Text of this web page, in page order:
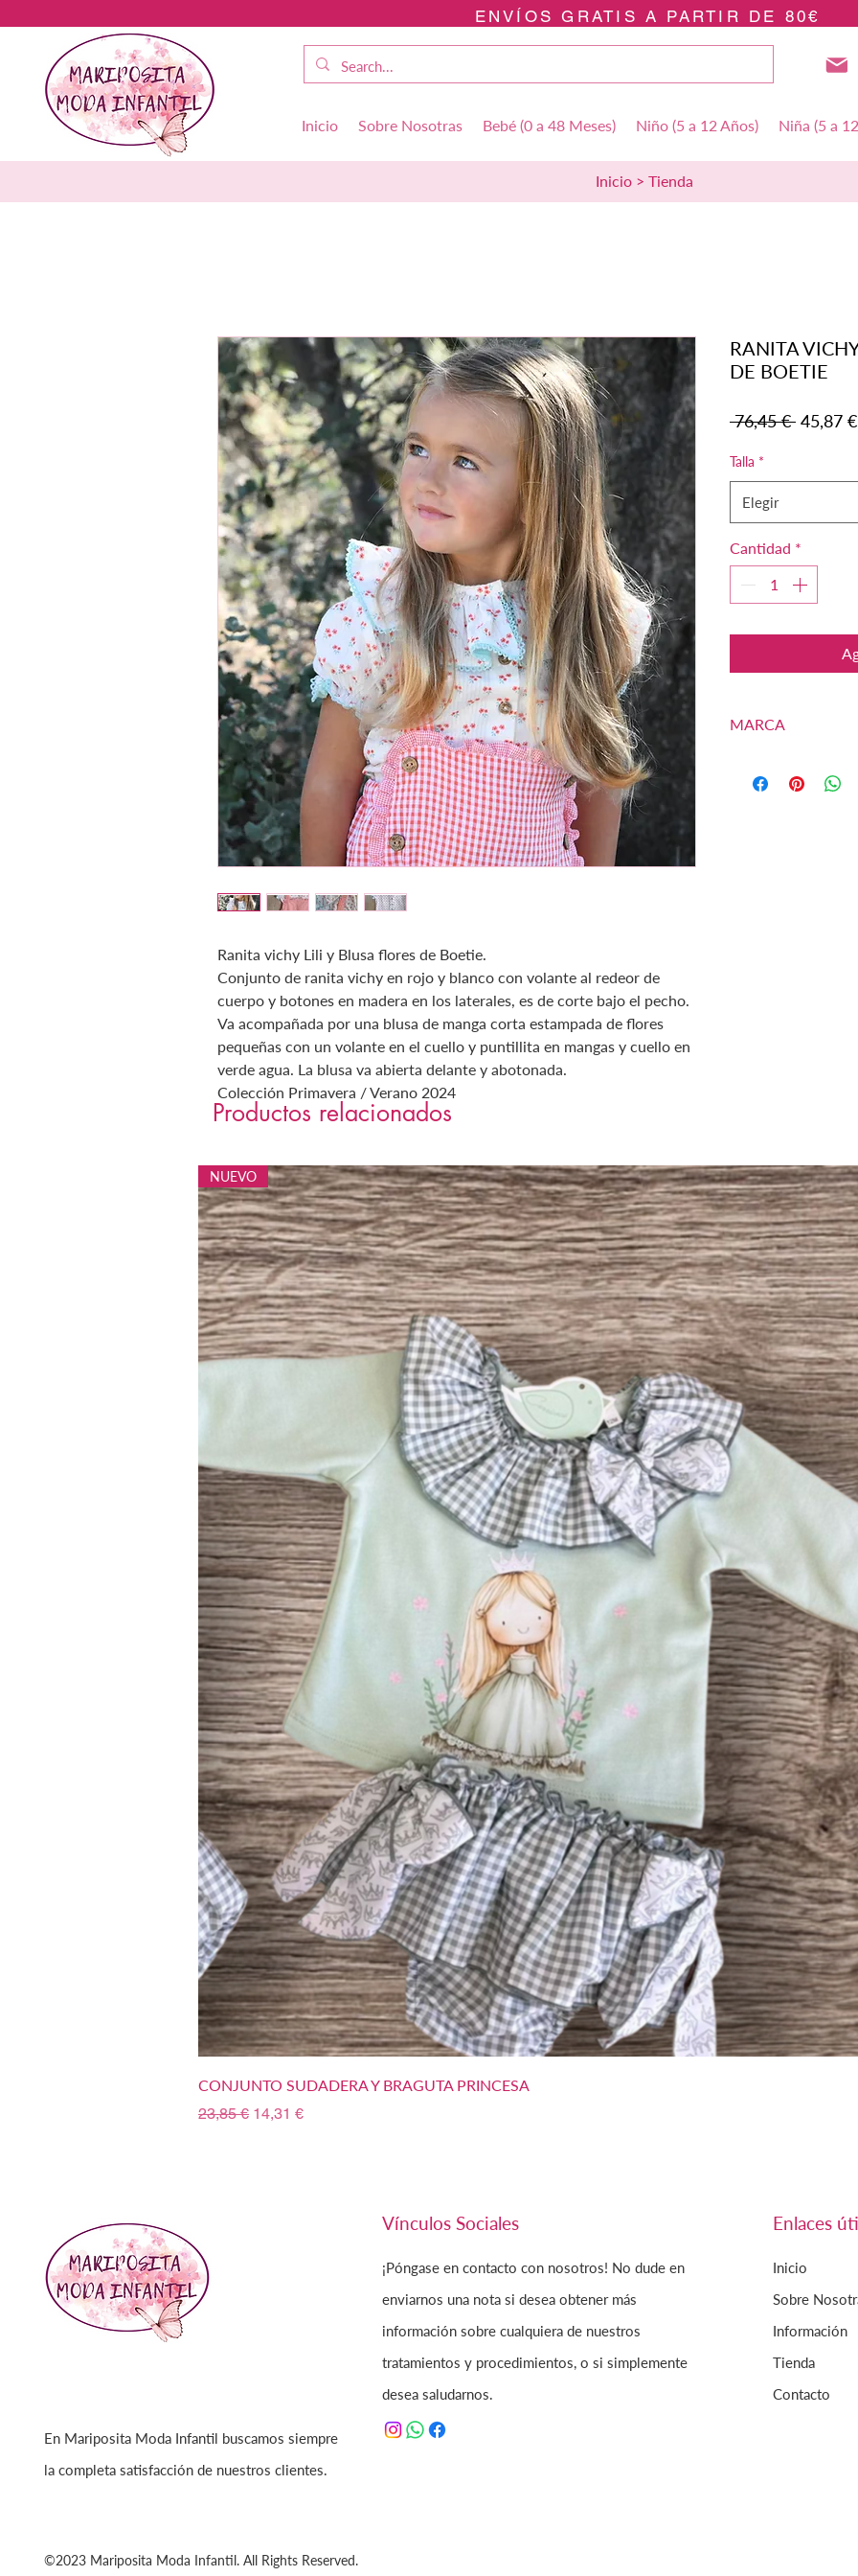
Inicio Sobre Nosotras Bebé (0 a 48 Meses) Niño (5 a 12 Años) Niña (5 a
ENVÍOS GRATIS A PARTIR DE 80€
Inicio > Tienda
Ranita vichy Lili y Blusa flores de Boetie.
Conjunto de ranita vichy en rojo y blanco con volante al redeor de
cuerpo y botones en madera en los laterales, es de corte bajo el pecho.
Va acompañada por una blusa de manga corta estampada de flores
pequeñas con un volante en el cuello y puntillita en mangas y cuello en
verde agua. La blusa va abierta delante y abotonada.
Colección Primavera / Verano 2024
RANITA
DE BOETIE
76,45 € Precio
45,87 €
Talla *
Elegir
Cantidad *
MARCA
Productos relacionados
NUEVO
CONJUNTO SUDADERA Y BRAGUTA PRINCESA
Precio
23,85 € Precio de oferta
14,31 €
En Mariposita Moda Infantil buscamos siempre
la completa satisfacción de nuestros clientes.
Vínculos Sociales
¡Póngase en contacto con nosotros! No dude en
enviarnos una nota si desea obtener más
información sobre cualquiera de nuestros
tratamientos y procedimientos, o si simplemente
desea saludarnos.
Enlaces
Inicio
Sobre
Información
Tienda
Contacto
©2023 Mariposita Moda Infantil. All Rights Reserved.